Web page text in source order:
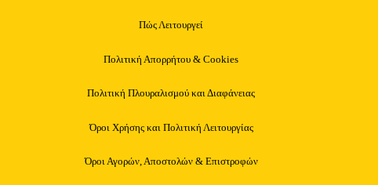
Πώς Λειτουργεί
Πολιτική Απορρήτου & Cookies
Πολιτική Πλουραλισμού και Διαφάνειας
Όροι Χρήσης και Πολιτική Λειτουργίας
Όροι Αγορών, Αποστολών & Επιστροφών